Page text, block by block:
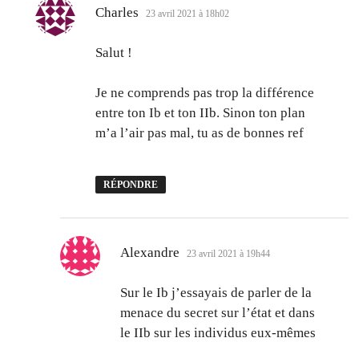
Charles dit :
23 avril 2021 à 18h02
Salut !
Je ne comprends pas trop la différence
entre ton Ib et ton IIb. Sinon ton plan
m’a l’air pas mal, tu as de bonnes ref
RÉPONDRE
Alexandre dit :
23 avril 2021 à 19h44
Sur le Ib j’essayais de parler de la
menace du secret sur l’état et dans
le IIb sur les individus eux-mêmes